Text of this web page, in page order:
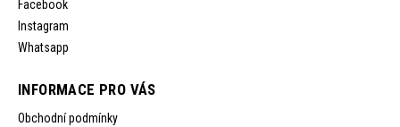
Facebook
Instagram
Whatsapp
INFORMACE PRO VÁS
Obchodní podmínky